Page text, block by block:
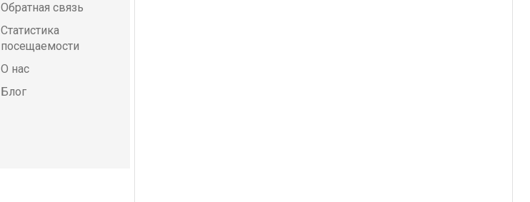
Обратная связь
Статистика
посещаемости
О нас
Блог